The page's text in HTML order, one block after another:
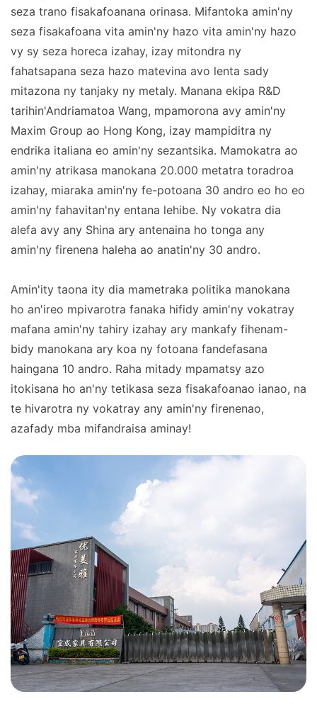
seza trano fisakafoanana orinasa. Mifantoka amin'ny
seza fisakafoana vita amin'ny hazo vita amin'ny hazo
vy sy seza horeca izahay, izay mitondra ny
fahatsapana seza hazo matevina avo lenta sady
mitazona ny tanjaky ny metaly. Manana ekipa R&D
tarihin'Andriamatoa Wang, mpamorona avy amin'ny
Maxim Group ao Hong Kong, izay mampiditra ny
endrika italiana eo amin'ny sezantsika. Mamokatra ao
amin'ny atrikasa manokana 20.000 metatra toradroa
izahay, miaraka amin'ny fe-potoana 30 andro eo ho eo
amin'ny fahavitan'ny entana lehibe. Ny vokatra dia
alefa avy any Shina ary antenaina ho tonga any
amin'ny firenena haleha ao anatin'ny 30 andro.
Amin'ity taona ity dia mametraka politika manokana
ho an'ireo mpivarotra fanaka hifidy amin'ny vokatray
mafana amin'ny tahiry izahay ary mankafy fihenam-
bidy manokana ary koa ny fotoana fandefasana
haingana 10 andro. Raha mitady mpamatsy azo
itokisana ho an'ny tetikasa seza fisakafoanao ianao, na
te hivarotra ny vokatray any amin'ny firenenao,
azafady mba mifandraisa aminay!